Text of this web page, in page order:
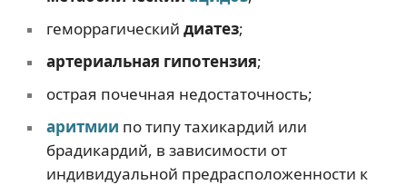
геморрагический диатез;
артериальная гипотензия;
острая почечная недостаточность;
аритмии по типу тахикардий или
брадикардий, в зависимости от
индивидуальной предрасположенности к